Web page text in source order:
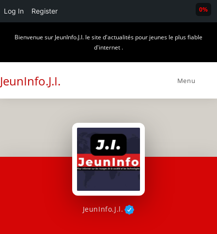
Log In Register
Bienvenue sur JeunInfo.J.I. le site d'actualités pour jeunes le plus fiable
d'internet .
JeunInfo.J.I. Menu
JeunInfo.J.l.
0%